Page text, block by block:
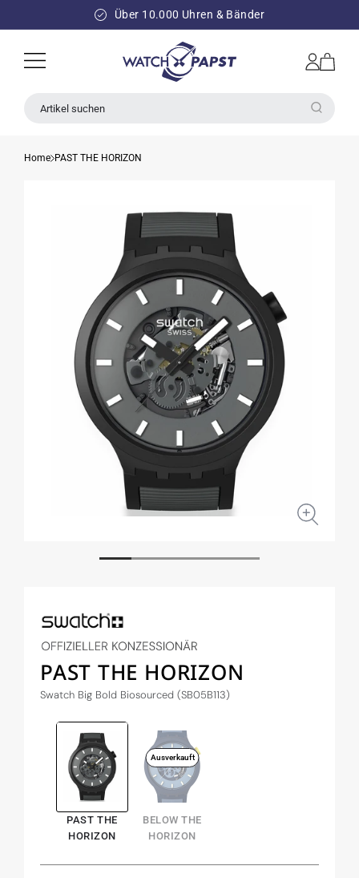
INHALT
Über 10.000 Uhren & Bänder
Einloggen
Warenkorb
Artikel suchen
Home PAST THE HORIZON
PAST THE HORIZON
Swatch Big Bold Biosourced (SB05B113)
PAST THE
HORIZON
Ausverkauft
BELOW THE
HORIZON